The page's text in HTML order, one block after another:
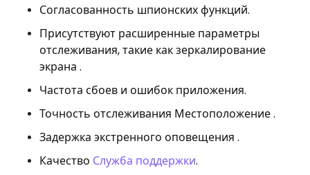
Согласованность шпионских функций.
Присутствуют расширенные параметры
отслеживания, такие как зеркалирование
экрана .
Частота сбоев и ошибок приложения.
Точность отслеживания Местоположение .
Задержка экстренного оповещения .
Качество Служба поддержки.